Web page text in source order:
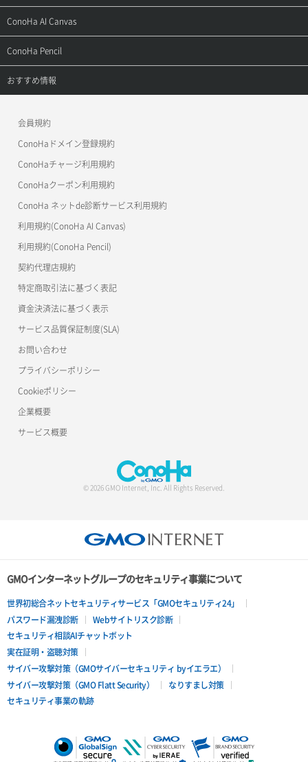
お問い合わせ
お乗り換えガイド
よくある質問
APIドキュメントVPS2.0
APIドキュメントVPS3.0
ご利用ガイド
APIドキュメントVPS2.0
APIドキュメントVPS3.0
サポートトップ
ご利用ガイド
ConoHa AI Canvas
サポートトップ
ご利用ガイド
ConoHa Pencil
サポートトップ
おすすめ情報
美雲このは徹底ガイド
会員規約
ConoHaドメイン登録規約
ConoHaチャージ利用規約
ConoHaクーポン利用規約
ConoHa ネットde診断サービス利用規約
利用規約(ConoHa AI Canvas)
利用規約(ConoHa Pencil)
契約代理店規約
特定商取引法に基づく表記
資金決済法に基づく表示
サービス品質保証制度(SLA)
お問い合わせ
プライバシーポリシー
Cookieポリシー
企業概要
サービス概要
© 2026 GMO Internet, Inc. All Rights Reserved.
GMOインターネットグループのセキュリティ事業について
世界初総合ネットセキュリティサービス「GMOセキュリティ24」
パスワード漏洩診断
Webサイトリスク診断
セキュリティ相談AIチャットボット
実在証明・盗聴対策
サイバー攻撃対策（GMOサイバーセキュリティ byイエラエ）
サイバー攻撃対策（GMO Flatt Security）
なりすまし対策
セキュリティ事業の軌跡